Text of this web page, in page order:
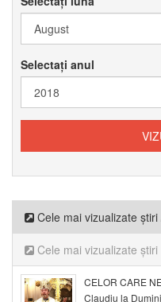
Selectați anul
Cele mai vizualizate
Cele mai vizualizate știri
CELOR CARE
Claudiu la